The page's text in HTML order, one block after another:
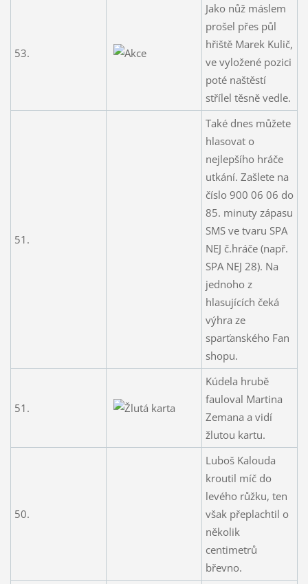
53.
Jako nůž máslem
prošel přes půl
hřiště Marek Kulič,
ve vyložené pozici
poté naštěstí
střílel těsně vedle.
51.
Také dnes můžete
hlasovat o
nejlepšího hráče
utkání. Zašlete na
číslo 900 06 06 do
85. minuty zápasu
SMS ve tvaru SPA
NEJ č.hráče (např.
SPA NEJ 28). Na
jednoho z
hlasujících čeká
výhra ze
sparťanského Fan
shopu.
51.
Kúdela hrubě
fauloval Martina
Zemana a vidí
žlutou kartu.
50.
Luboš Kalouda
kroutil míč do
levého růžku, ten
však přeplachtil o
několik
centimetrů
břevno.